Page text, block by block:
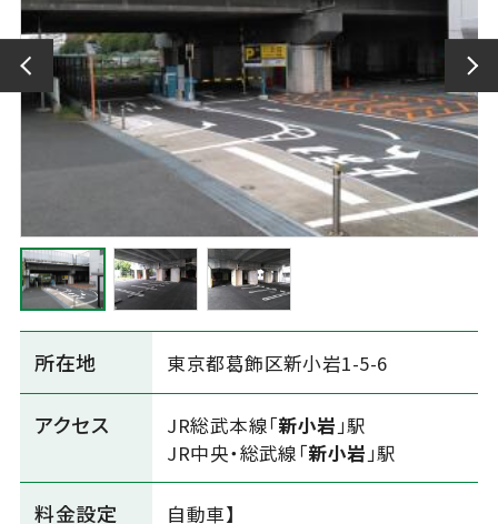
所在地 東京都葛飾区新小岩1-5-6
アクセス JR総武本線「新小岩」駅
JR中央・総武線「新小岩」駅
料金設定
自動車】